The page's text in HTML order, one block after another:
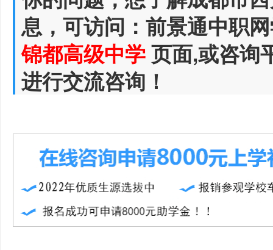
息，可访问：前景通中职
锦都高级中学页面,或咨询
进行交流咨询！